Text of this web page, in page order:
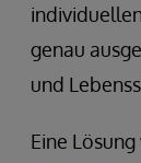
genau
und
Eine